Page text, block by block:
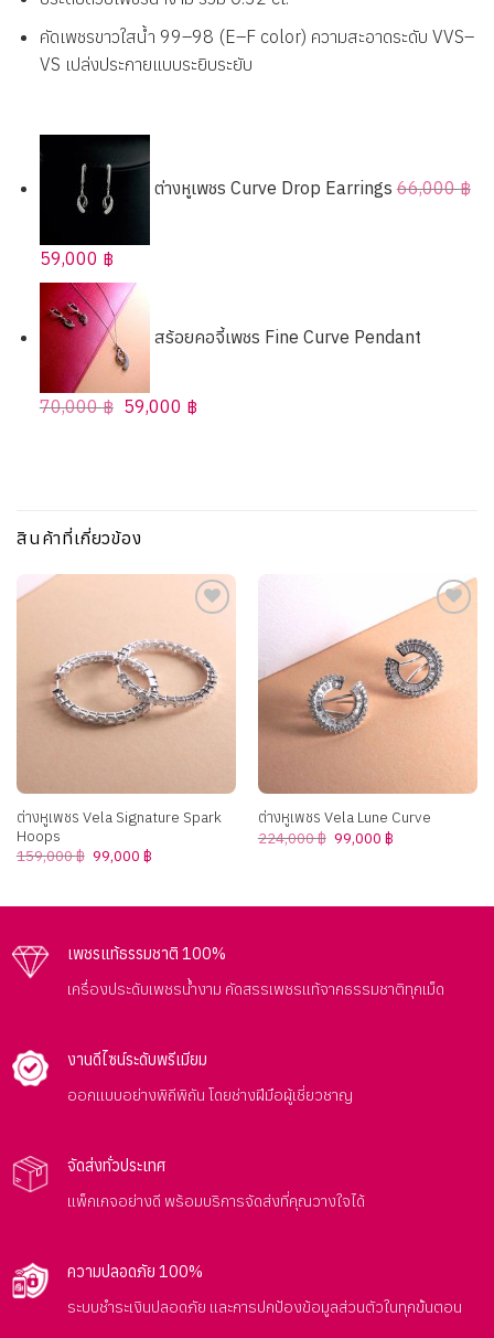
คัดเพชรขาวใสน้ำ 99–98 (E–F color) ความสะอาดระดับ VVS–
VS เปล่งประกายแบบระยิบระยับ
ต่างหูเพชร Curve Drop Earrings 66,000฿
Original
price
was:
66,000 ฿.
59,000 ฿Current
price
is:
59,000 ฿.สร้อยคอจี้เพชร Fine Curve Pendant
70,000฿ Original
59,000 ฿Current
สินค้าที่เกี่ยวข้อง
wishlist
ต่างหูเพชร Vela Signature Spark
Hoops
159,000฿ Original
price
99,000 ฿Current
wishlist
ต่างหูเพชร Vela Lune Curve
224,000฿ Original
price
99,000 ฿Current
เพชรแท้ธรรมชาติ 100%
เครื่องประดับเพชรน้ำงาม คัดสรรเพชรแท้จากธรรมชาติทุกเม็ด
งานดีไซน์ระดับพรีเมียม
ออกแบบอย่างพิถีพิถัน โดยช่างฝีมือผู้เชี่ยวชาญ
จัดส่งทั่วประเทศ
แพ็กเกจอย่างดี พร้อมบริการจัดส่งที่คุณวางใจได้
ความปลอดภัย 100%
ระบบชำระเงินปลอดภัย และการปกป้องข้อมูลส่วนตัวในทุกขั้นตอน